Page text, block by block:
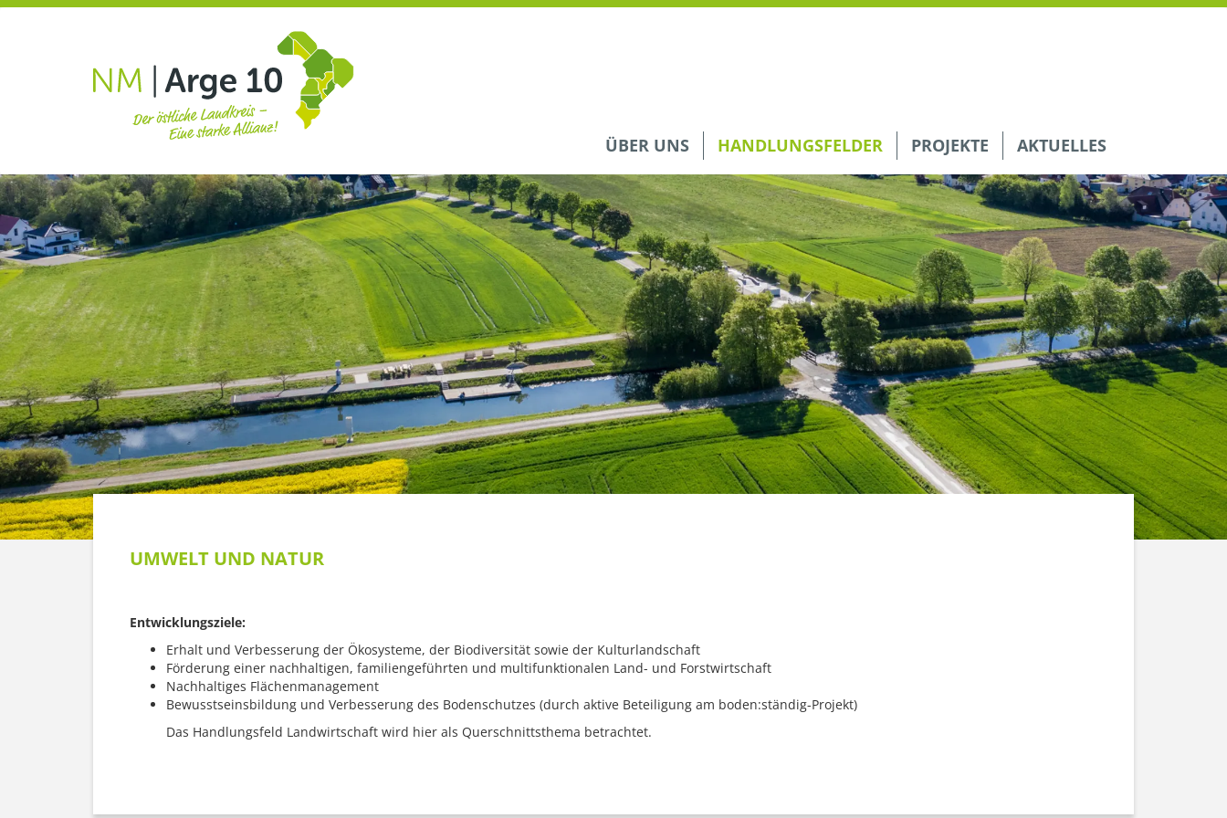
ÜBER UNS HANDLUNGSFELDER PROJEKTE AKTUELLES
UMWELT UND NATUR
Entwicklungsziele:
Erhalt und Verbesserung der Ökosysteme, der Biodiversität sowie der Kulturlandschaft
Förderung einer nachhaltigen, familiengeführten und multifunktionalen Land- und Forstwirtschaft
Nachhaltiges Flächenmanagement
Bewusstseinsbildung und Verbesserung des Bodenschutzes (durch aktive Beteiligung am boden:ständig-Projekt)
Das Handlungsfeld Landwirtschaft wird hier als Querschnittsthema betrachtet.